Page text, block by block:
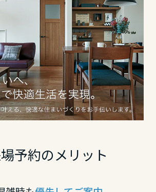
予約のメリット